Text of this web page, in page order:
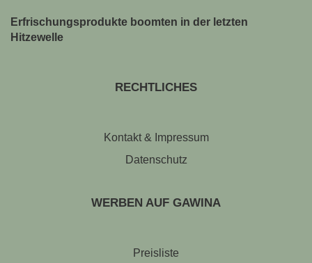
Erfrischungsprodukte boomten in der letzten
Hitzewelle
RECHTLICHES
Kontakt & Impressum
Datenschutz
WERBEN AUF GAWINA
Preisliste